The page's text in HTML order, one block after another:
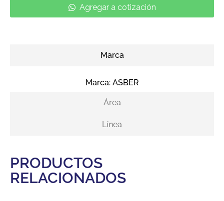
Agregar a cotización
Marca
Marca: ASBER
Área
Línea
PRODUCTOS
RELACIONADOS